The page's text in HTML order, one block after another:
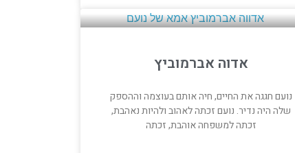
אדוה אברמוביץ
נועם חגגה את החיים, חיה אותם בעוצמה וההספק
שלה היה נדיר. נועם זכתה לאהוב ולהיות נאהבת,
זכתה למשפחה אוהבת, זכתה